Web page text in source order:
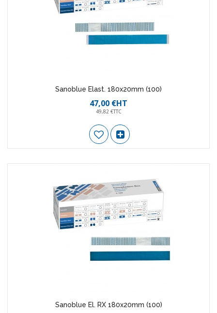
Sanoblue Elast. 180x20mm (100)
47,00 €HT
49,82 €TTC
Sanoblue El. RX 180x20mm (100)